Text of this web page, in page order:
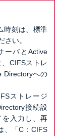
時刻は、標準
い。
ーバとActive
CIFSストレ
Directoryへの
ストレージ
接続設
を入力し、再
、「C：CIFS